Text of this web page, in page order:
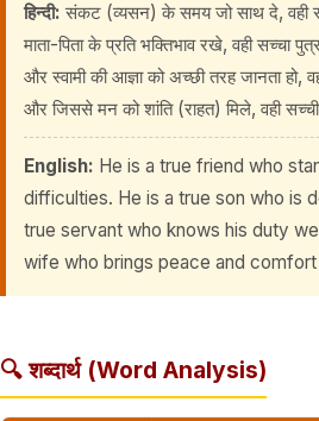
हिन्दी: संकट (व्यसन) के समय जो साथ दे, वही
माता-पिता के प्रति भक्तिभाव रखे, वही सच्चा
और स्वामी की आज्ञा को अच्छी तरह जानता हो,
और जिससे मन को शांति (राहत) मिले, वही सच्ची
English: He is a true friend who
difficulties. He is a true son who is
true servant who knows his duty
wife who brings peace and
🔍 शब्दार्थ (Word Analysis)